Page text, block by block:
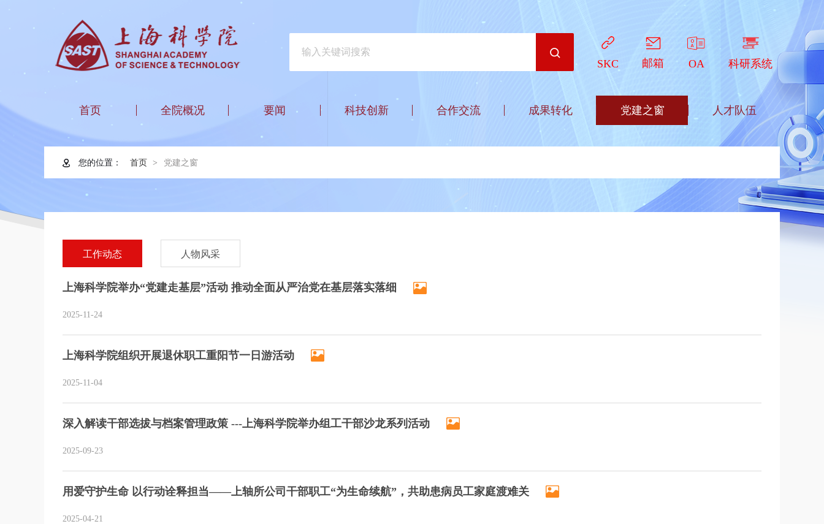
SKC 邮箱 OA 科研系统
首页 全院概况 要闻 科技创新 合作交流 成果转化 党建之窗 人才队伍
您的位置： 首页 党建之窗
工作动态 人物风采
上海科学院举办“党建走基层”活动 推动全面从严治党在基层落实落细
2025-11-24
上海科学院组织开展退休职工重阳节一日游活动
2025-11-04
深入解读干部选拔与档案管理政策 ---上海科学院举办组工干部沙龙系列活动
2025-09-23
用爱守护生命 以行动诠释担当——上轴所公司干部职工“为生命续航”，共助患病员工家庭渡难关
2025-04-21